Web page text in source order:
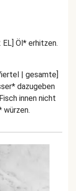
Öl* erhitzen.
| gesamte]
dazugeben
innen nicht